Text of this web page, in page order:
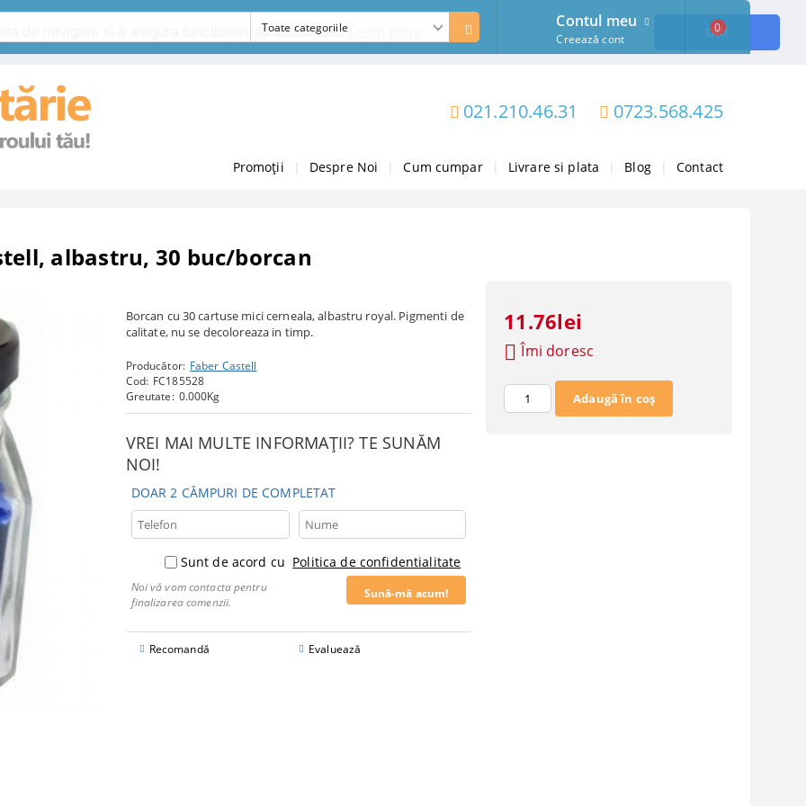
de navigare si a asigura functionalitati aditionale. OK!
021.210.46.31 0723.568.425
Promoții Despre Noi Cum cumpar Livrare si plata Blog Contact
Contul meu
Creează cont
0
albastru, 30 buc/borcan
Borcan cu 30 cartuse mici cerneala, albastru royal. Pigmenti de
calitate, nu se decoloreaza in timp.
Producător: Faber Castell
Cod: FC185528
Greutate: 0.000Kg
VREI MAI MULTE INFORMAȚII? TE SUNĂM
NOI!
DOAR 2 CÂMPURI DE COMPLETAT
Sunt de acord cu Politica de confidentialitate
Noi vă vom contacta pentru
finalizarea comenzii.
Recomandă Evaluează
11.76lei
Îmi doresc